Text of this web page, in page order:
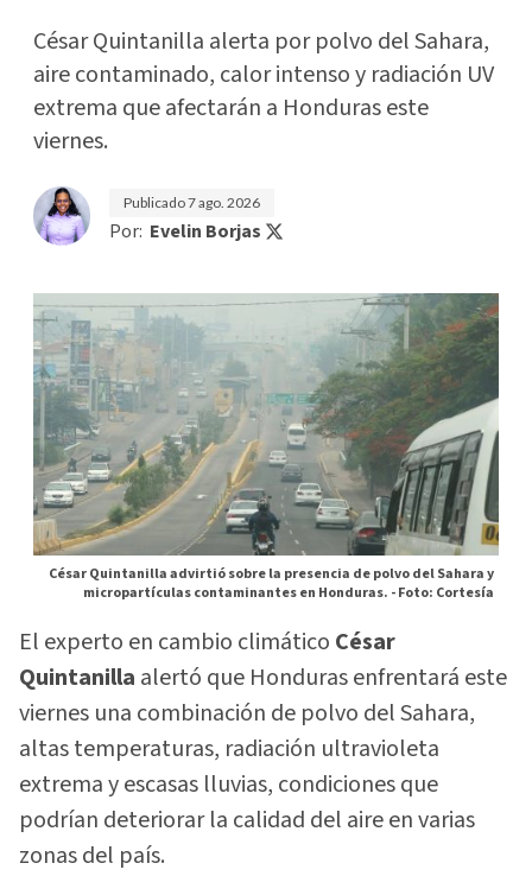
César Quintanilla alerta por polvo del Sahara,
aire contaminado, calor intenso y radiación UV
extrema que afectarán a Honduras este
viernes.
Publicado7 ago. 2026
Por: Evelin Borjas
César Quintanilla advirtió sobre la presencia de polvo del Sahara y
micropartículas contaminantes en Honduras. -Foto: Cortesía
El experto en cambio climático César
Quintanilla alertó que Honduras enfrentará este
viernes una combinación de polvo del Sahara,
altas temperaturas, radiación ultravioleta
extrema y escasas lluvias, condiciones que
podrían deteriorar la calidad del aire en varias
zonas del país.